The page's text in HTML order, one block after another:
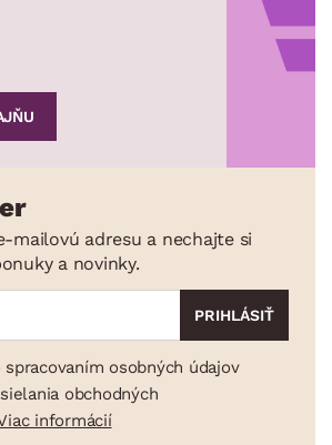
mailovú adresu a nechajte si
a novinky.
osobných údajov
obchodných
informácií